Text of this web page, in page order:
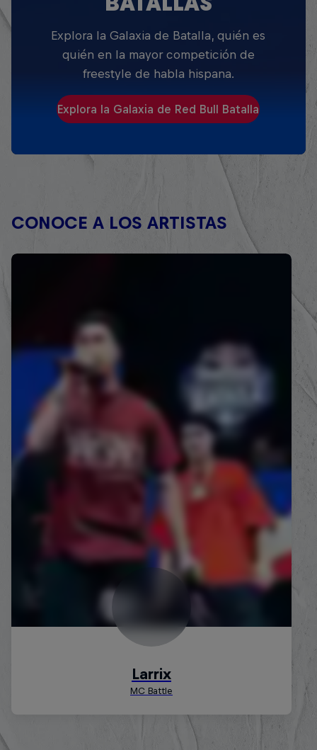
Explora la Galaxia de Batalla, quién es
quién en la mayor competición de
freestyle de habla hispana.
Explora la Galaxia de Red Bull Batalla
CONOCE A LOS ARTISTAS